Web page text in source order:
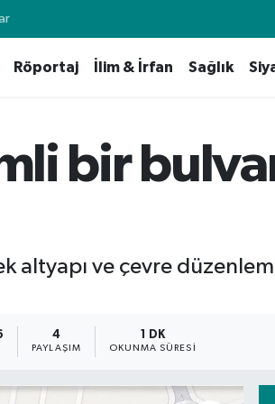
Röportaj İlim & İrfan Sağlık
bir
altyapı ve çevre
4
PAYLAŞIM
1 DK
OKUNMA SÜRESI